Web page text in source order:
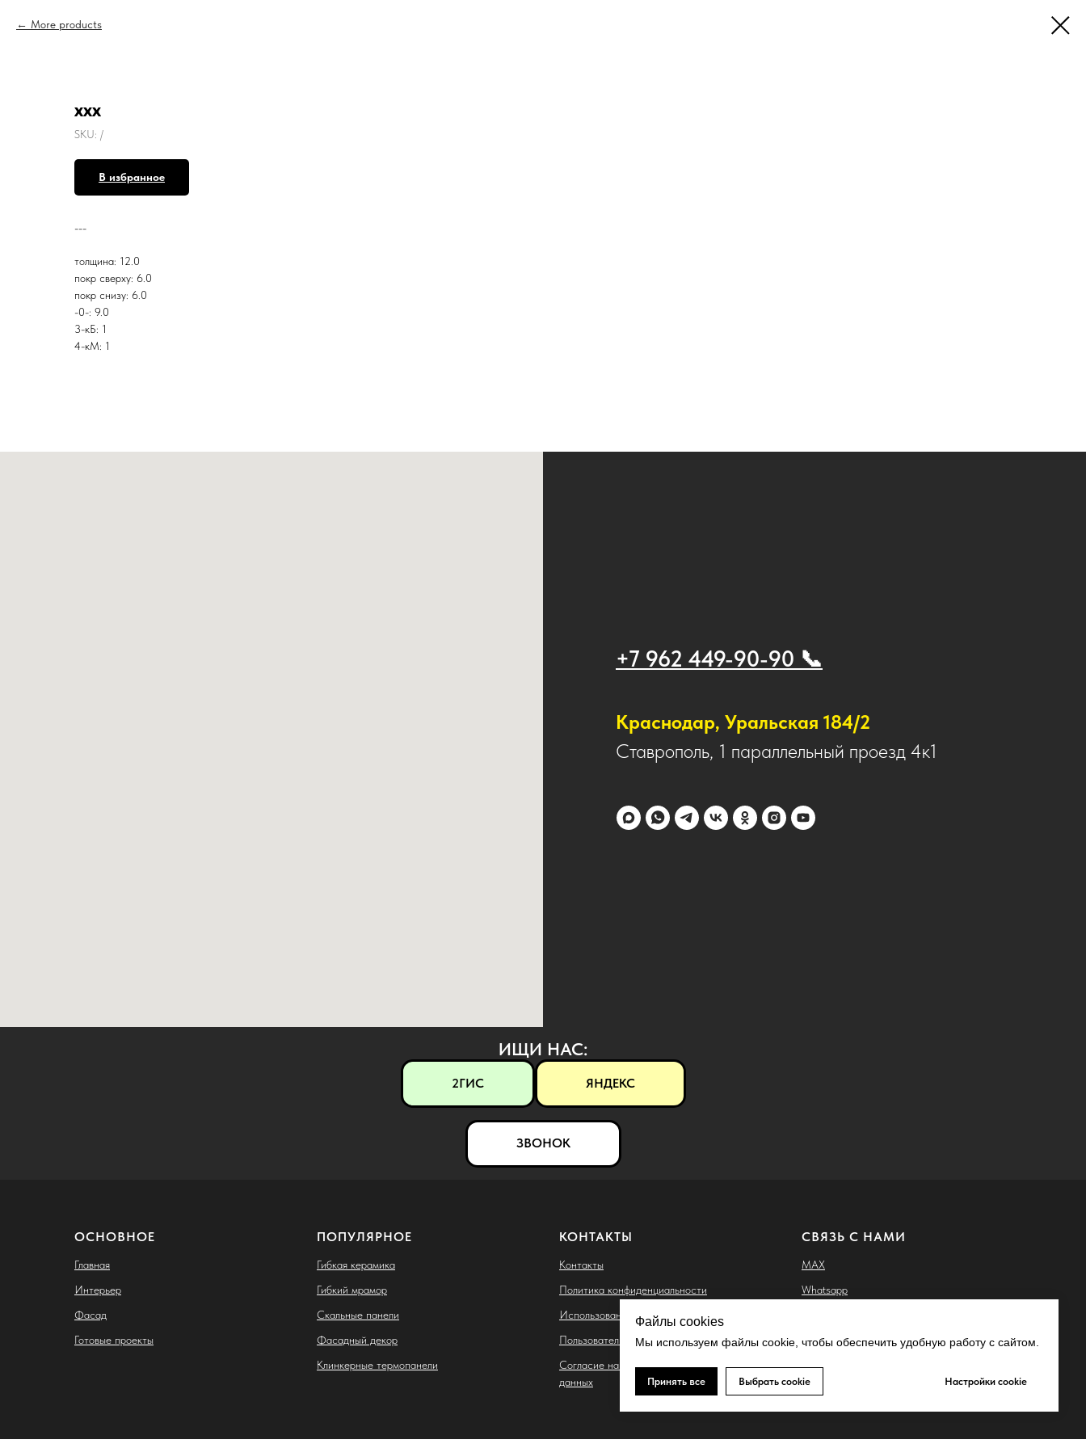
More products
ххх
SKU: /
В избранное
---
толщина: 12.0
покр сверху: 6.0
покр снизу: 6.0
-0-: 9.0
3-кБ: 1
4-кМ: 1
+7 962 449-90-90 📞
Краснодар, Уральская 184/2
Ставрополь, 1 параллельный проезд 4к1
Файлы cookies
Мы используем файлы cookie, чтобы обеспечить удобную работу с сайтом.
Принять все Выбрать cookie Настройки cookie
ИЩИ НАС:
2ГИС ЯНДЕКС
ЗВОНОК
ОСНОВНОЕ
Главная
Интерьер
Фасад
Готовые проекты
ПОПУЛЯРНОЕ
Гибкая керамика
Гибкий мрамор
Скальные панели
Фасадный декор
Клинкерные термопанели
КОНТАКТЫ
Контакты
Политика конфиденциальности
Использование файлов cookie
Пользовательское соглашение
Согласие на обработку персональных
данных
СВЯЗЬ С НАМИ
MAX
Whatsapp
Запрещено-gram
Youtube